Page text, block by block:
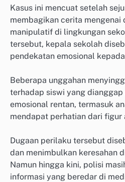
Kasus ini mencuat setelah
membagikan cerita mengenai
manipulatif di lingkungan
tersebut, kepala sekolah
pendekatan emosional
Beberapa unggahan
terhadap siswi yang
emosional rentan, termasuk
mendapat perhatian dari figur
Dugaan perilaku tersebut
dan menimbulkan keresahan
Namun hingga kini, polisi
informasi yang beredar di